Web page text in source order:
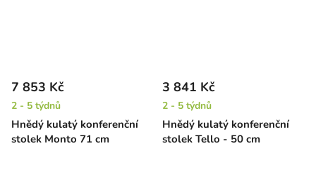
Hnědý kulatý konferenční
stolek Monto 71 cm
7 853 Kč
2 - 5 týdnů
Hnědý kulatý konferenční
stolek Tello - 50 cm
3 841 Kč
2 - 5 týdnů